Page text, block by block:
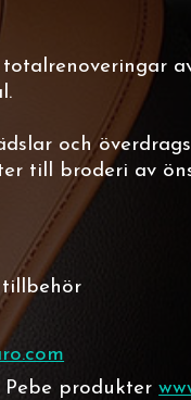
och
till broderi av
tillbehör
Pebe produkter